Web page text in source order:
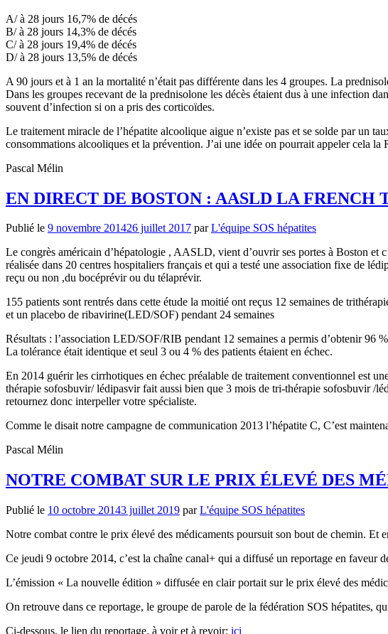
A/ à 28 jours 16,7% de décés
B/ à 28 jours 14,3% de décés
C/ à 28 jours 19,4% de décés
D/ à 28 jours 13,5% de décés
A 90 jours et à 1 an la mortalité n’était pas différente dans les 4 groupes. La
Dans les groupes recevant de la prednisolone les décès étaient dus à une infection
souvent d’infection si on a pris des corticoïdes.
Le traitement miracle de l’hépatite alcoolique aigue n’existe pas et se solde par un
consommations alcooliques et la prévention. J’ai une idée on pourrait appeler cela
Pascal Mélin
EN DIRECT DE BOSTON : AASLD LA FRENCH
Publié le 9 novembre 201426 juillet 2017 parL'équipe SOS hépatites
Le congrès américain d’hépatologie , AASLD, vient d’ouvrir ses portes à Boston et
réalisée dans 20 centres hospitaliers français et qui a testé une association fixe de
reçu ou non ,du bocéprévir ou du télaprévir.
155 patients sont rentrés dans cette étude la moitié ont reçus 12 semaines de
et un placebo de ribavirine(LED/SOF) pendant 24 semaines
Résultats : l’association LED/SOF/RIB pendant 12 semaines a permis d’obtenir
La tolérance était identique et seul 3 ou 4 % des patients étaient en échec.
En 2014 guérir les cirrhotiques en échec préalable de traitement conventionnel est
thérapie sofosbuvir/ lédipasvir fait aussi bien que 3 mois de tri-thérapie sofosbuvir /
retournez donc interpeller votre spécialiste.
Comme le disait notre campagne de communication 2013 l’hépatite C, C’est
Pascal Mélin
NOTRE COMBAT SUR LE PRIX ÉLEVÉ DES
Publié le 10 octobre 20143 juillet 2019 parL'équipe SOS hépatites
Notre combat contre le prix élevé des médicaments poursuit son bout de chemin. Et
Ce jeudi 9 octobre 2014, c’est la chaîne canal+ qui a diffusé un reportage en faveur
L’émission « La nouvelle édition » diffusée en clair portait sur le prix élevé des
On retrouve dans ce reportage, le groupe de parole de la fédération SOS hépatites,
Ci-dessous, le lien du reportage, à voir et à revoir: ici